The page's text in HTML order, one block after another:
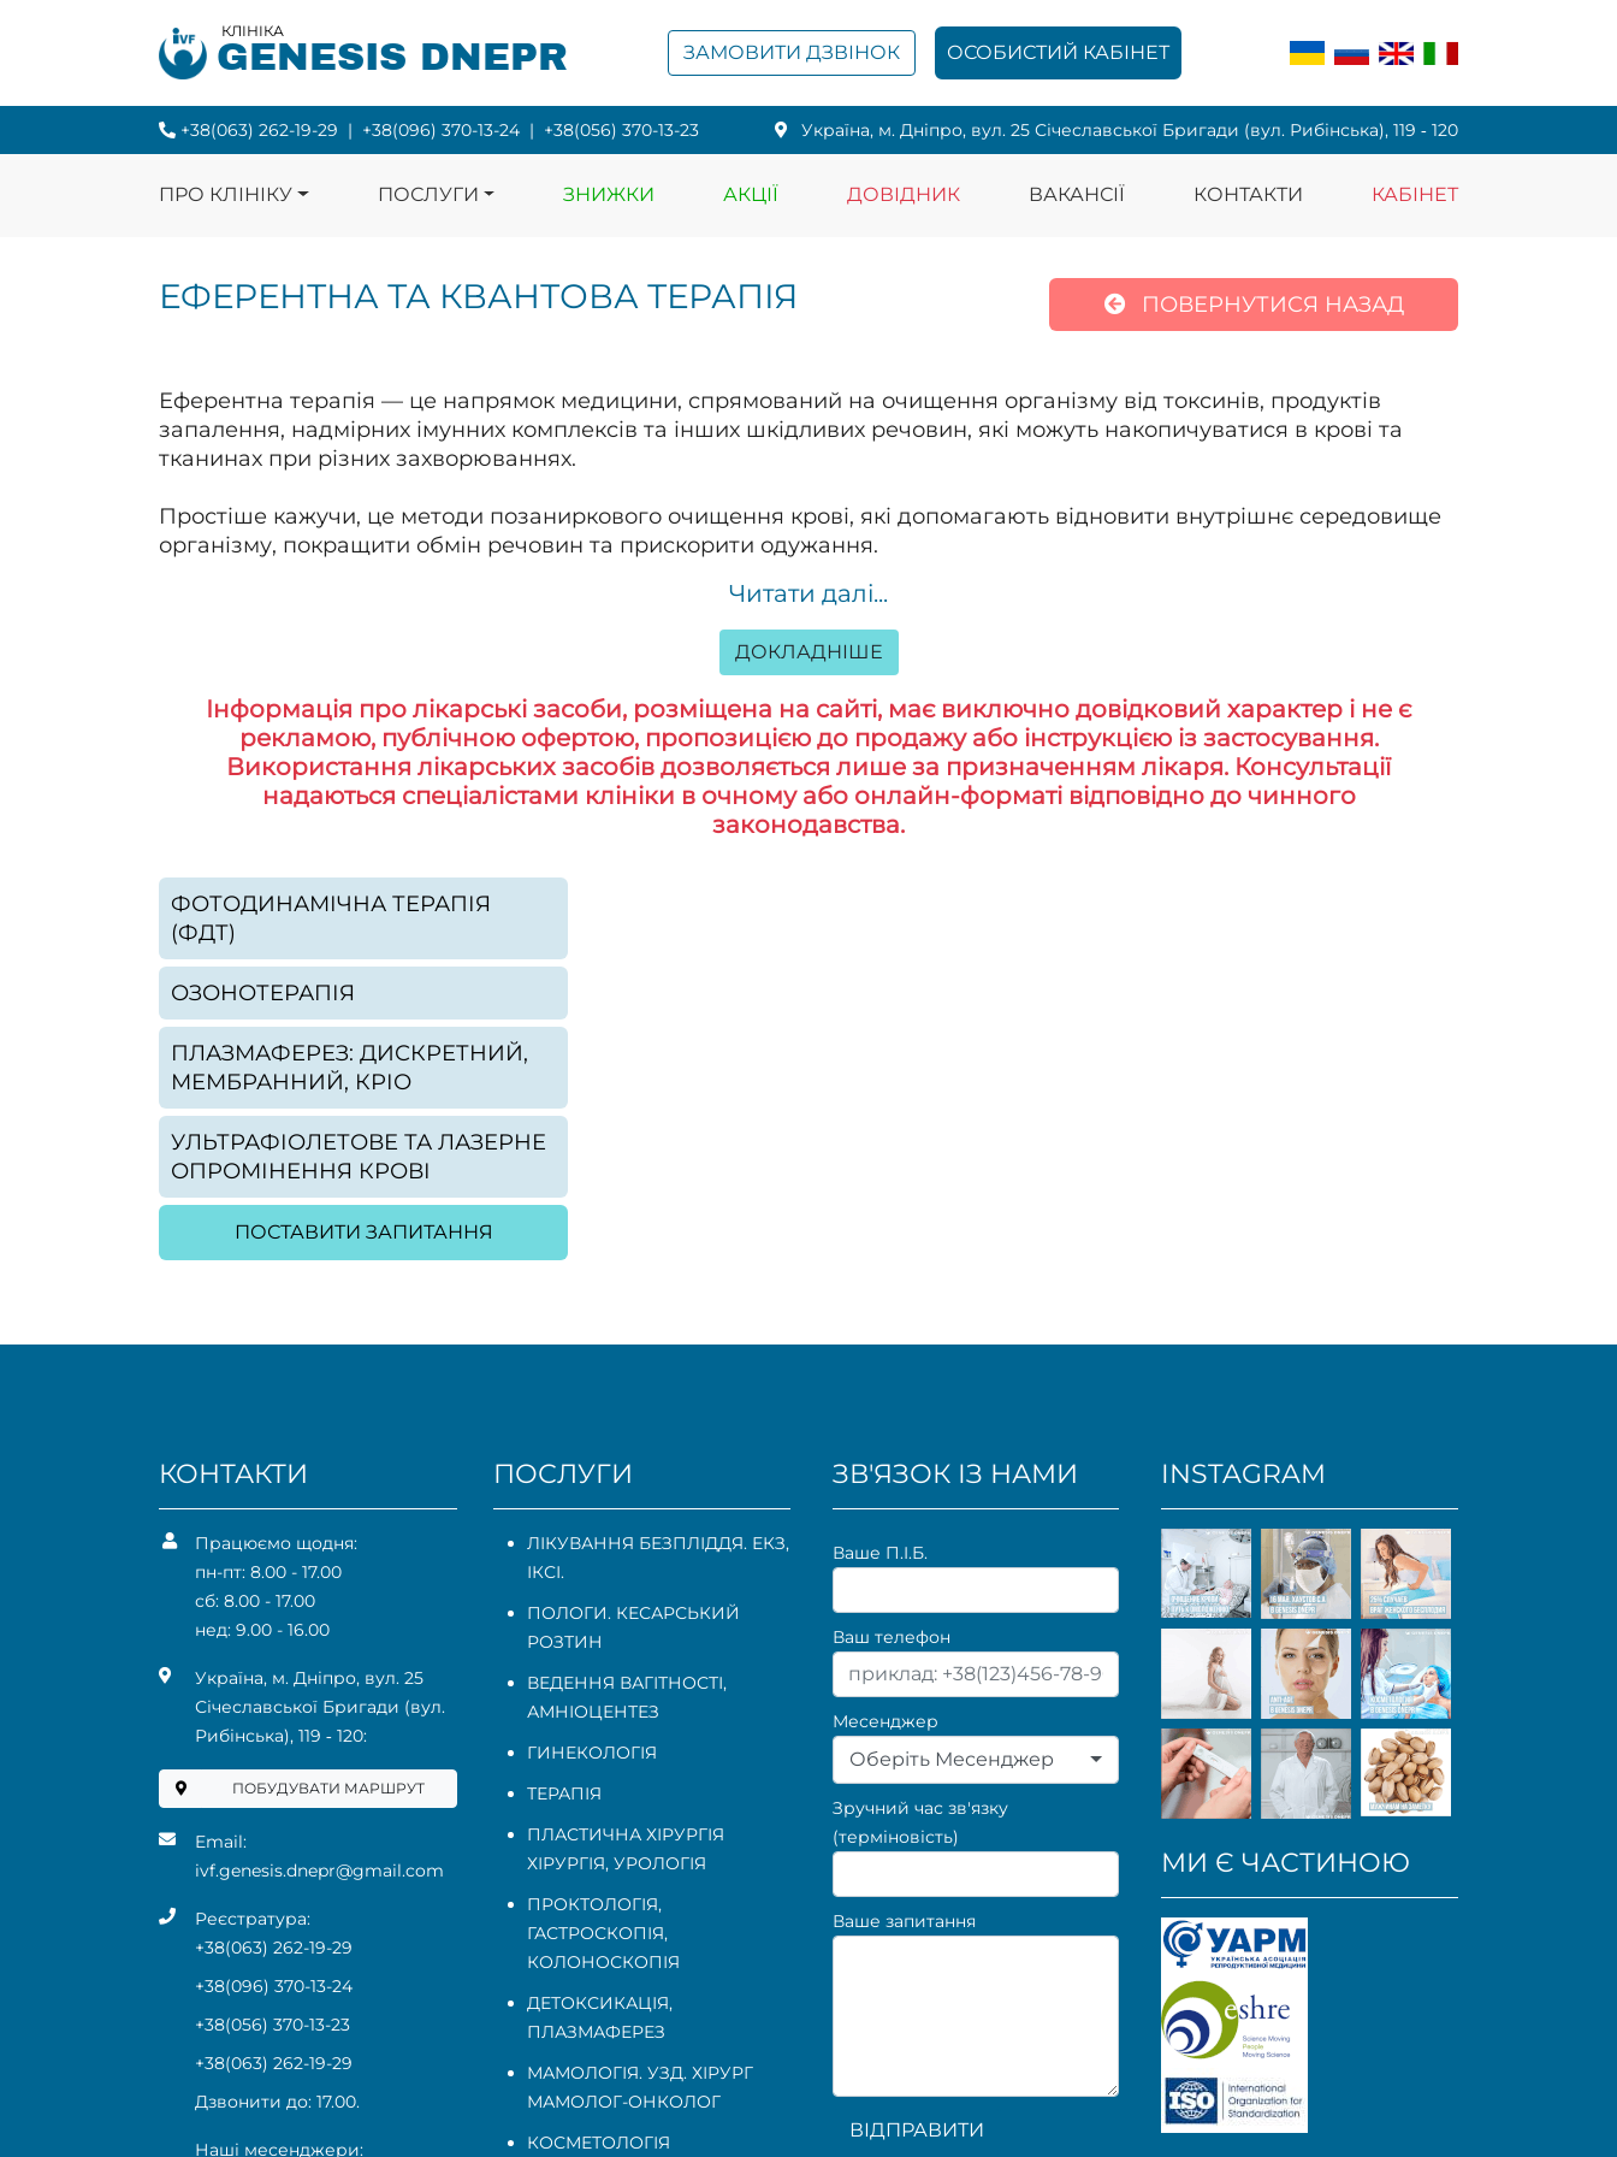
КЛІНІКА
GENESIS DNEPR ЗАМОВИТИ ДЗВІНОК ОСОБИСТИЙ КАБІНЕТ
+38(063) 262-19-29 | +38(096) 370-13-24 | +38(056) 370-13-23 Українa, м. Дніпро, вул. 25 Січеславської Бригади (вул. Рибінська), 119 ‑ 120
ПРО КЛІНІКУ ПОСЛУГИ ЗНИЖКИ АКЦІЇ ДОВІДНИК ВАКАНСІЇ КОНТАКТИ КАБІНЕТ
ЕФЕРЕНТНА ТА КВАНТОВА ТЕРАПІЯ ПОВЕРНУТИСЯ НАЗАД
Еферентна терапія — це напрямок медицини, спрямований на очищення організму від токсинів, продуктів
запалення, надмірних імунних комплексів та інших шкідливих речовин, які можуть накопичуватися в крові та
тканинах при різних захворюваннях.
Простіше кажучи, це методи позаниркового очищення крові, які допомагають відновити внутрішнє середовище
організму, покращити обмін речовин та прискорити одужання.
Читати далі...
ДОКЛАДНІШЕ
Інформація про лікарські засоби, розміщена на сайті, має виключно довідковий характер і не є
рекламою, публічною офертою, пропозицією до продажу або інструкцією із застосування.
Використання лікарських засобів дозволяється лише за призначенням лікаря. Консультації
надаються спеціалістами клініки в очному або онлайн-форматі відповідно до чинного
законодавства.
ФОТОДИНАМІЧНА ТЕРАПІЯ
(ФДТ)
ОЗОНОТЕРАПІЯ
ПЛАЗМАФЕРЕЗ: ДИСКРЕТНИЙ,
МЕМБРАННИЙ, КРІО
УЛЬТРАФІОЛЕТОВЕ ТА ЛАЗЕРНЕ
ОПРОМІНЕННЯ КРОВІ
ПОСТАВИТИ ЗАПИТАННЯ
КОНТАКТИ
Працюємо щодня:
пн-пт: 8.00 - 17.00
сб: 8.00 - 17.00
нед: 9.00 - 16.00
Українa, м. Дніпро, вул. 25
Січеславської Бригади (вул.
Рибінська), 119 ‑ 120:
ПОБУДУВАТИ МАРШРУТ
Email:
ivf.genesis.dnepr@gmail.com
Реєстратура:
+38(063) 262-19-29
+38(096) 370-13-24
+38(056) 370-13-23
+38(063) 262-19-29
Дзвонити до: 17.00.
Наші месенджери:
ПОСЛУГИ
ЛІКУВАННЯ БЕЗПЛІДДЯ. ЕКЗ,
ІКСІ.
ПОЛОГИ. КЕСАРСЬКИЙ
РОЗТИН
ВЕДЕННЯ ВАГІТНОСТІ,
АМНІОЦЕНТЕЗ
ГИНЕКОЛОГІЯ
ТЕРАПІЯ
ПЛАСТИЧНА ХІРУРГІЯ
ХІРУРГІЯ, УРОЛОГІЯ
ПРОКТОЛОГІЯ,
ГАСТРОСКОПІЯ,
КОЛОНОСКОПІЯ
ДЕТОКСИКАЦІЯ,
ПЛАЗМАФЕРЕЗ
МАМОЛОГІЯ. УЗД. ХІРУРГ
МАМОЛОГ-ОНКОЛОГ
КОСМЕТОЛОГІЯ
ЗВ'ЯЗОК ІЗ НАМИ
Ваше П.I.Б.
Ваш телефон
Месенджер
Оберіть Месенджер
Зручний час зв'язку
(терміновість)
Ваше запитання
ВІДПРАВИТИ
INSTAGRAM
МИ Є ЧАСТИНОЮ